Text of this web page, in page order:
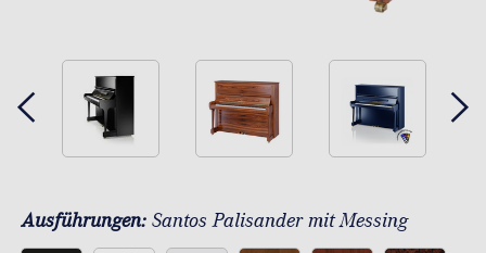
Ausführungen: Santos Palisander mit Messing